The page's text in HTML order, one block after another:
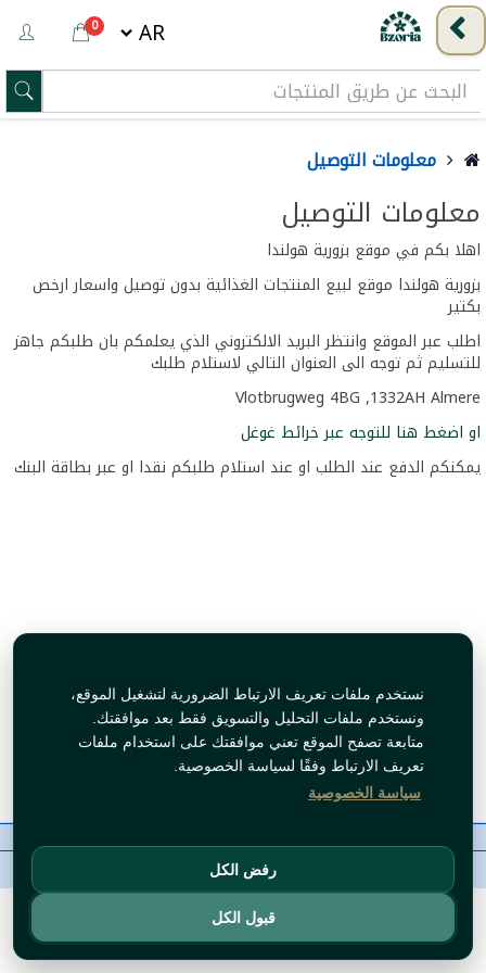
نستخدم ملفات تعريف الارتباط الضرورية لتشغيل الموقع،
ونستخدم ملفات التحليل والتسويق فقط بعد موافقتك.
متابعة تصفح الموقع تعني موافقتك على استخدام ملفات
تعريف الارتباط وفقًا لسياسة الخصوصية.
سياسة الخصوصية
رفض الكل
قبول الكل
0
معلومات التوصيل
معلومات التوصيل
اهلا بكم في موقع بزورية هولندا
بزورية هولندا موقع لبيع المنتجات الغذائية بدون توصيل واسعار ارخص
بكتير
اطلب عبر الموقع وانتظر البريد الالكتروني الذي يعلمكم بان طلبكم جاهز
للتسليم ثم توجه الى العنوان التالي لاستلام طلبك
Vlotbrugweg 4BG ,1332AH Almere
او اضغط هنا للتوجه عبر خرائط غوغل
يمكنكم الدفع عند الطلب او عند استلام طلبكم نقدا او عبر بطاقة البنك
حقوق النشر©BZORIA 2026